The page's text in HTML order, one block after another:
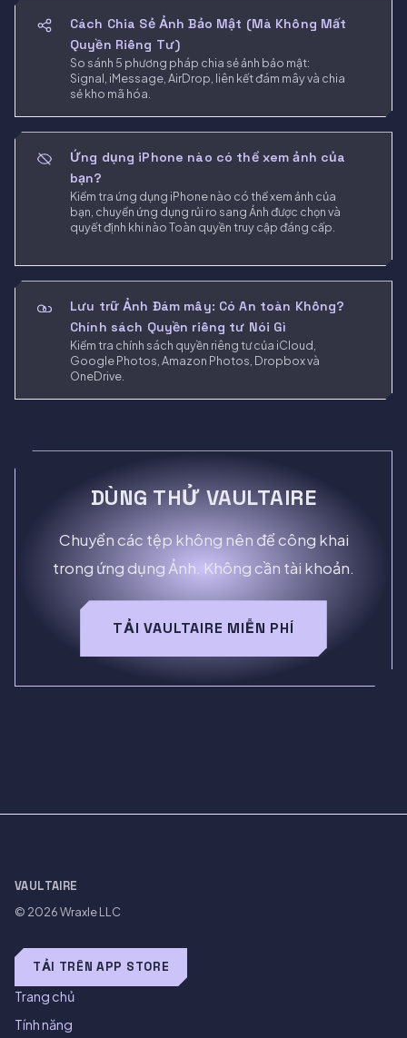
Cách Chia Sẻ Ảnh Bảo Mật (Mà Không Mất
Quyền Riêng Tư)
So sánh 5 phương pháp chia sẻ ảnh bảo mật:
Signal, iMessage, AirDrop, liên kết đám mây và chia
sẻ kho mã hóa.
Ứng dụng iPhone nào có thể xem ảnh của
bạn?
Kiểm tra ứng dụng iPhone nào có thể xem ảnh của
bạn, chuyển ứng dụng rủi ro sang Ảnh được chọn và
quyết định khi nào Toàn quyền truy cập đáng cấp.
Lưu trữ Ảnh Đám mây: Có An toàn Không?
Chính sách Quyền riêng tư Nói Gì
Kiểm tra chính sách quyền riêng tư của iCloud,
Google Photos, Amazon Photos, Dropbox và
OneDrive.
DÙNG THỬ VAULTAIRE
Chuyển các tệp không nên để công khai
trong ứng dụng Ảnh. Không cần tài khoản.
TẢI VAULTAIRE MIỄN PHÍ
VAULTAIRE
© 2026Wraxle LLC
TẢI TRÊN APP STORE
Trang chủ
Tính năng